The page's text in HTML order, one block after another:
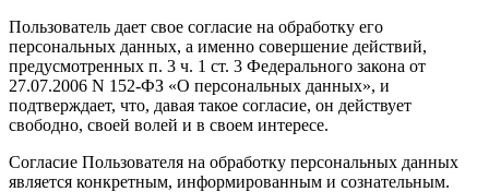
Пользователь дает свое согласие на обработку его
персональных данных, а именно совершение действий,
предусмотренных п. 3 ч. 1 ст. 3 Федерального закона от
27.07.2006 N 152-ФЗ «О персональных данных», и
подтверждает, что, давая такое согласие, он действует
свободно, своей волей и в своем интересе.
Согласие Пользователя на обработку персональных данных
является конкретным, информированным и сознательным.